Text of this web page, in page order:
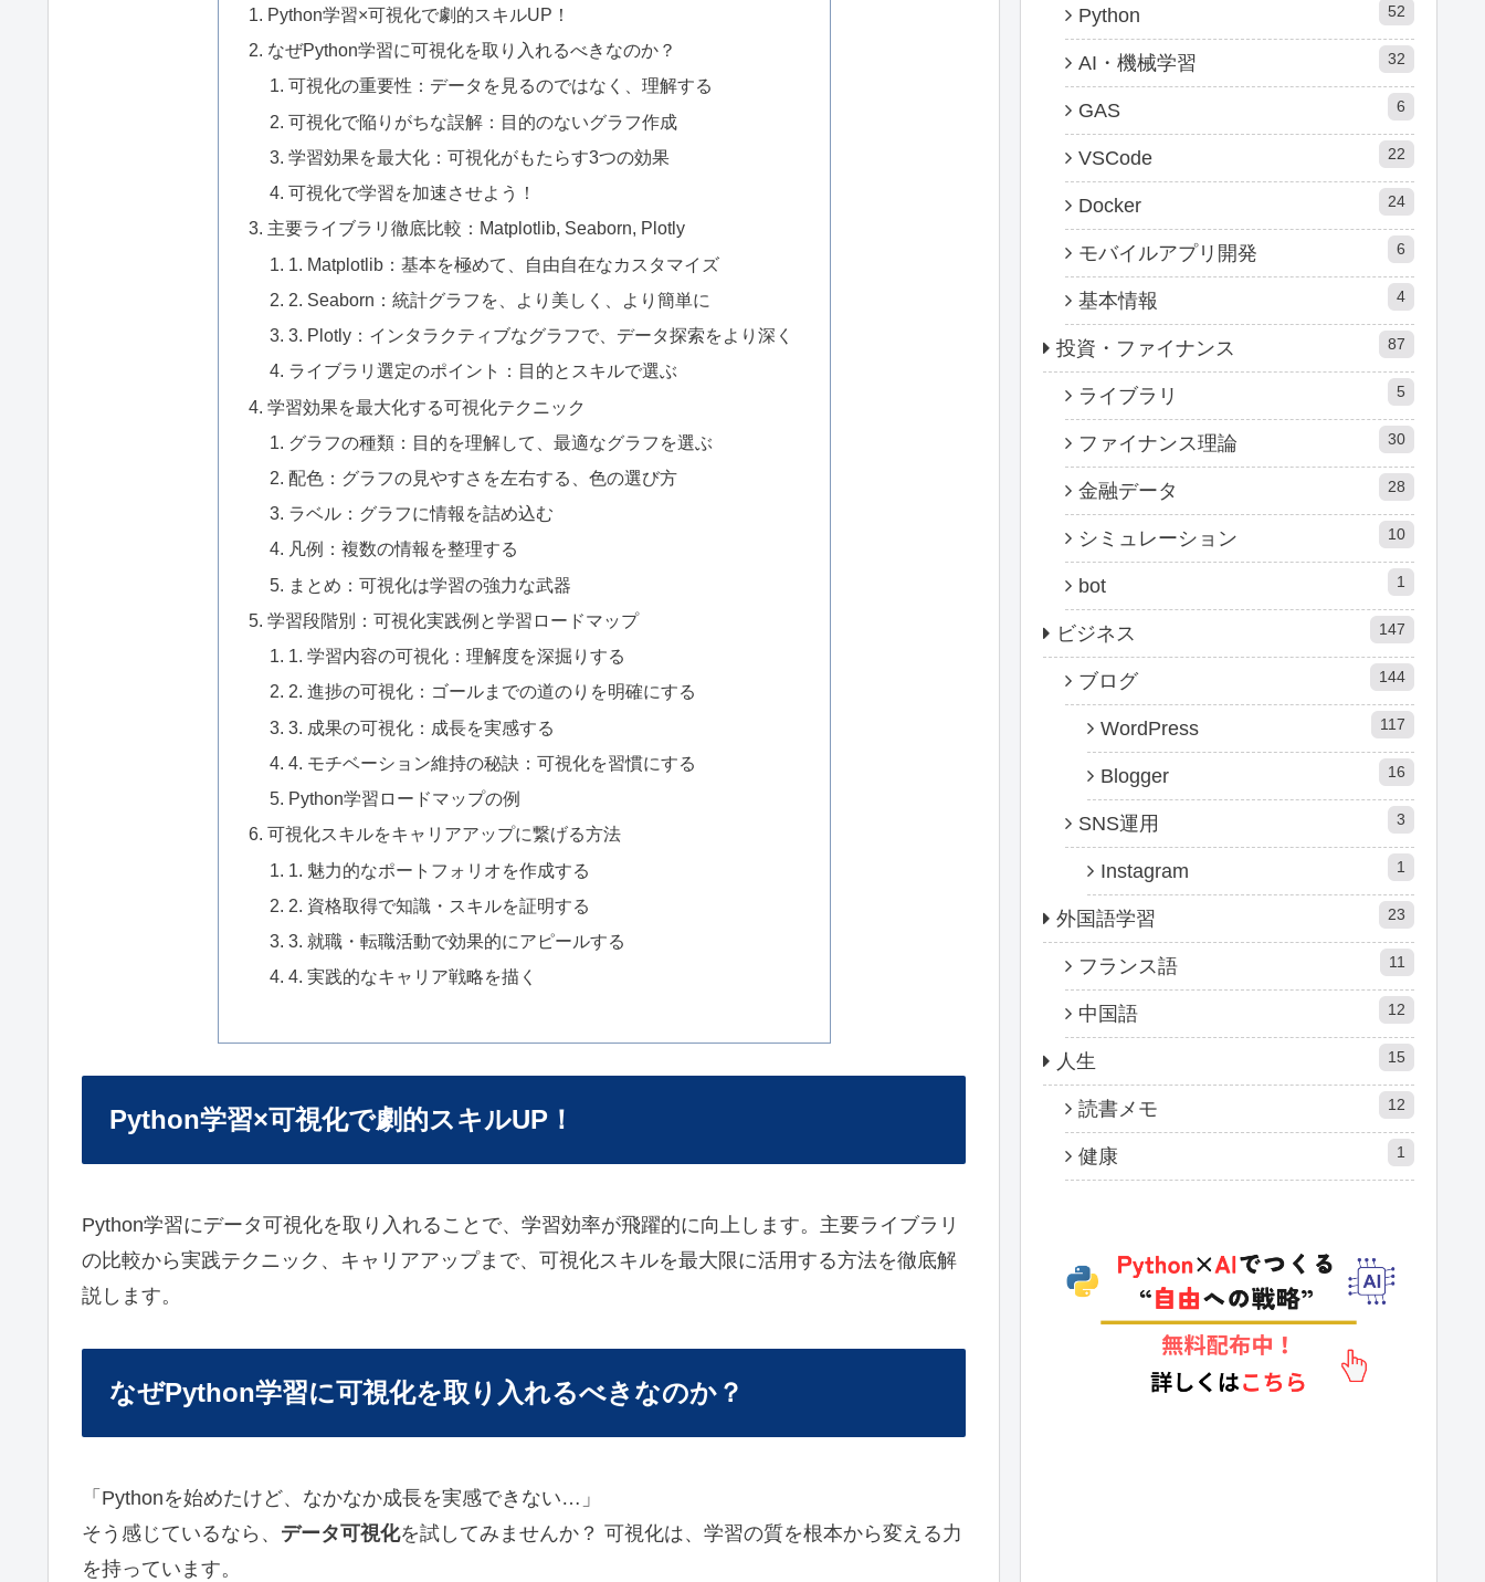
Python学習×可視化で劇的スキルUP！
なぜPython学習に可視化を取り入れるべきなのか？
可視化の重要性：データを見るのではなく、理解する
可視化で陥りがちな誤解：目的のないグラフ作成
学習効果を最大化：可視化がもたらす3つの効果
可視化で学習を加速させよう！
主要ライブラリ徹底比較：Matplotlib, Seaborn, Plotly
1. Matplotlib：基本を極めて、自由自在なカスタマイズ
2. Seaborn：統計グラフを、より美しく、より簡単に
3. Plotly：インタラクティブなグラフで、データ探索をより深く
ライブラリ選定のポイント：目的とスキルで選ぶ
学習効果を最大化する可視化テクニック
グラフの種類：目的を理解して、最適なグラフを選ぶ
配色：グラフの見やすさを左右する、色の選び方
ラベル：グラフに情報を詰め込む
凡例：複数の情報を整理する
まとめ：可視化は学習の強力な武器
学習段階別：可視化実践例と学習ロードマップ
1. 学習内容の可視化：理解度を深掘りする
2. 進捗の可視化：ゴールまでの道のりを明確にする
3. 成果の可視化：成長を実感する
4. モチベーション維持の秘訣：可視化を習慣にする
Python学習ロードマップの例
可視化スキルをキャリアアップに繋げる方法
1. 魅力的なポートフォリオを作成する
2. 資格取得で知識・スキルを証明する
3. 就職・転職活動で効果的にアピールする
4. 実践的なキャリア戦略を描く
Python学習×可視化で劇的スキルUP！
Python学習にデータ可視化を取り入れることで、学習効率が飛躍的に向上します。主要ライブラリ
の比較から実践テクニック、キャリアアップまで、可視化スキルを最大限に活用する方法を徹底解
説します。
なぜPython学習に可視化を取り入れるべきなのか？
「Pythonを始めたけど、なかなか成長を実感できない…」
そう感じているなら、 データ可視化を試してみませんか？ 可視化は、学習の質を根本から変える力
を持っています。
Python 52
AI・機械学習 32
GAS 6
VSCode 22
Docker 24
モバイルアプリ開発 6
基本情報 4
投資・ファイナンス 87
ライブラリ 5
ファイナンス理論 30
金融データ 28
シミュレーション 10
bot 1
ビジネス 147
ブログ 144
WordPress 117
Blogger 16
SNS運用 3
Instagram 1
外国語学習 23
フランス語 11
中国語 12
人生 15
読書メモ 12
健康 1